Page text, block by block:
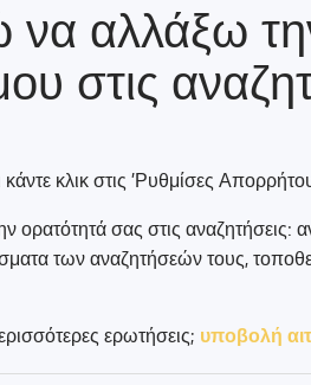
αλλάξω
στις
κάντε κλικ στις 'Ρυθμίσες
ορατότητά σας στις αναζητήσεις:
των αναζητήσεών τους,
ερωτήσεις; υποβολή